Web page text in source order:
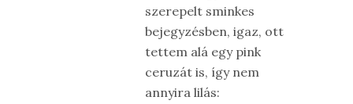
szerepelt sminkes
bejegyzésben, igaz, ott
tettem alá egy pink
ceruzát is, így nem
annyira lilás: